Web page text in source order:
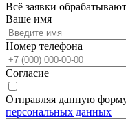
Всё заявки
Ваше имя
Номер телефона
Согласие
Отправляя данную
персональных данных